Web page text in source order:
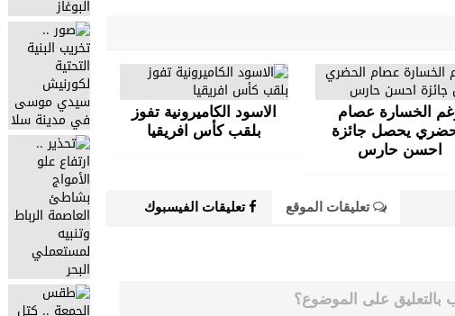
الخسارة عصام
يحصل جائزة
احسن حارس
الاسود الكاميرونية تفوز
بلقب كأس افريقيا
تعليقات الموقع تعليقات الفيسبوك
على الموضوع؟